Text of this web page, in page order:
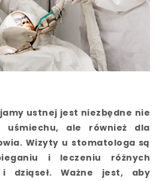
ustnej jest niezbędne nie
ale również dla
Wizyty u stomatologa są
i leczeniu różnych
dziąseł. Ważne jest, aby